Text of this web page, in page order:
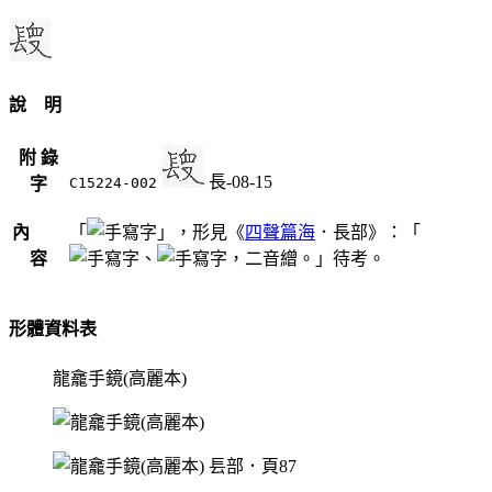
說 明
附 錄
字
C15224-002 長-08-15
內
容
「 」，形見《四聲篇海 ．長部》：「
、
，二音繒。」待考。
形體資料表
龍龕手鏡(高麗本)